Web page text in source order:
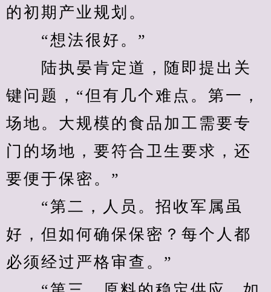
的初期产业规划。
“想法很好。”
陆执晏肯定道，随即提出关
键问题，“但有几个难点。第一，
场地。大规模的食品加工需要专
门的场地，要符合卫生要求，还
要便于保密。”
“第二，人员。招收军属虽
好，但如何确保保密？每个人都
必须经过严格审查。”